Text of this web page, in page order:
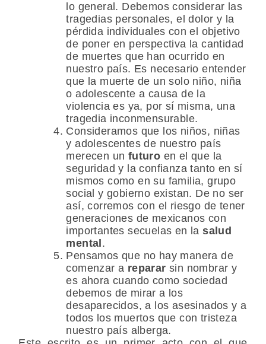
lo general. Debemos considerar las
tragedias personales, el dolor y la
pérdida individuales con el objetivo
de poner en perspectiva la cantidad
de muertes que han ocurrido en
nuestro país. Es necesario entender
que la muerte de un solo niño, niña
o adolescente a causa de la
violencia es ya, por sí misma, una
tragedia inconmensurable.
Consideramos que los niños, niñas
y adolescentes de nuestro país
merecen un futuro en el que la
seguridad y la confianza tanto en sí
mismos como en su familia, grupo
social y gobierno existan. De no ser
así, corremos con el riesgo de tener
generaciones de mexicanos con
importantes secuelas en lasalud
mental.
Pensamos que no hay manera de
comenzar a reparar sin nombrar y
es ahora cuando como sociedad
debemos de mirar a los
desaparecidos, a los asesinados y a
todos los muertos que con tristeza
nuestro país alberga.